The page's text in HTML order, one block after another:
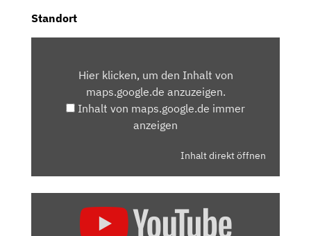
Standort
MAPS.GOOGLE.DEHier klicken, um den Inhalt von
maps.google.de anzuzeigen.
Inhalt von maps.google.de immer
anzeigen
Inhalt direkt öffnen